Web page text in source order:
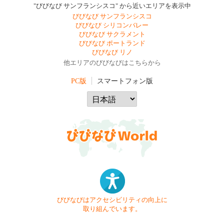
"びびなび サンフランシスコ" から近いエリアを表示中
びびなび サンフランシスコ
びびなび シリコンバレー
びびなび サクラメント
びびなび ポートランド
びびなび リノ
他エリアのびびなびはこちらから
PC版 スマートフォン版
びびなびはアクセシビリティの向上に
取り組んでいます。